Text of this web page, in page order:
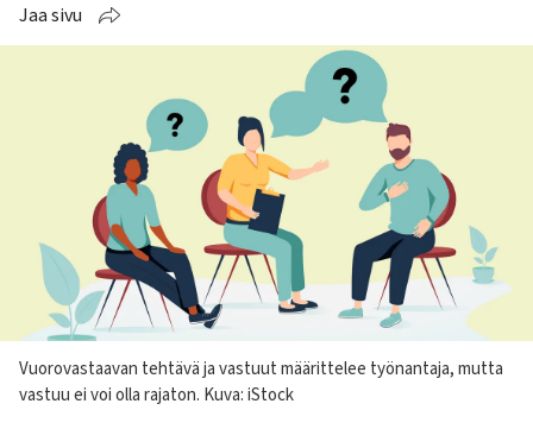
Jaa sivu
Kuvateksti
Vuorovastaavan tehtävä ja vastuut määrittelee työnantaja, mutta
vastuu ei voi olla rajaton. Kuva: iStock